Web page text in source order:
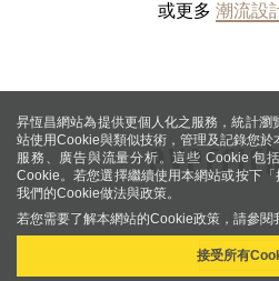
或更多 潮流設
昇恆昌網站為提供更個人化之服務，統計瀏
站使用Cookie與類似技術，管理及記錄您
服務、廣告與流量分析。這些 Cookie 包
Cookie。若您選擇繼續使用本網站或按下
我們的Cookie做法與政策。
若您需要了解本網站的Cookie政策，請參閱
接受所有
Copyright © 2015 Ever Rich Duty
More